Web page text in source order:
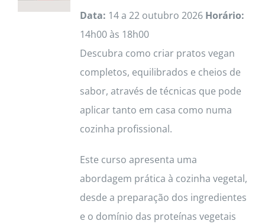
Data: 14 a 22 outubro 2026 Horário:
14h00 às 18h00
Descubra como criar pratos vegan
completos, equilibrados e cheios de
sabor, através de técnicas que pode
aplicar tanto em casa como numa
cozinha profissional.
Este curso apresenta uma
abordagem prática à cozinha vegetal,
desde a preparação dos ingredientes
e o domínio das proteínas vegetais